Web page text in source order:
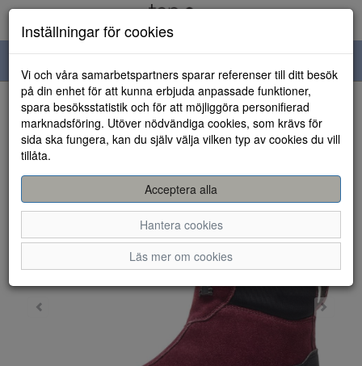
navigation
HEM
Inställningar för cookies
Vi och våra samarbetspartners sparar referenser till ditt besök
på din enhet för att kunna erbjuda anpassade funktioner,
spara besöksstatistik och för att möjliggöra personifierad
marknadsföring. Utöver nödvändiga cookies, som krävs för
sida ska fungera, kan du själv välja vilken typ av cookies du vill
tillåta.
Acceptera alla
Hantera cookies
Läs mer om cookies